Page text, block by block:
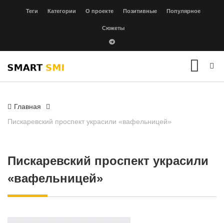
Теги Категории О проекте Позитивные Популярное
Сюжеты
Главная
Пискаревский проспект украсили «вафельницей»
Пискаревский проспект украсили
«вафельницей»